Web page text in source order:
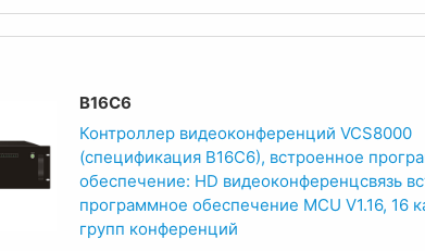
B16C6
Контроллер видеоконференций VCS8000
(спецификация B16C6), встроенное
обеспечение: HD видеоконференцсвязь
программное обеспечение MCU V1.16, 16
групп конференций